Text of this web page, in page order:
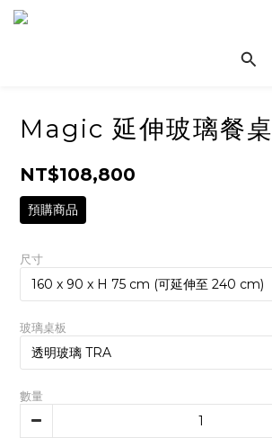
Magic 延伸玻璃餐桌
NT$108,800
預購商品
尺寸
玻璃桌板
數量